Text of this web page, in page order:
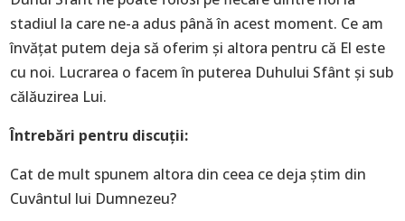
stadiul la care ne-a adus până în acest moment. Ce am
învăţat putem deja să oferim şi altora pentru că El este
cu noi. Lucrarea o facem în puterea Duhului Sfânt şi sub
călăuzirea Lui.
Întrebări pentru discuții:
Cat de mult spunem altora din ceea ce deja ştim din
Cuvântul lui Dumnezeu?